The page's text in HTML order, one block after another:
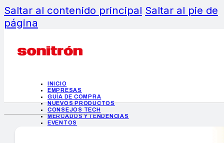
Saltar al contenido principal Saltar al pie de
página
INICIO
EMPRESAS
GUÍA DE COMPRA
NUEVOS PRODUCTOS
CONSEJOS TECH
MERCADOS Y TENDENCIAS
EVENTOS